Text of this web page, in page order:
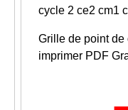
cycle 2 ce2 cm1
Grille de point
imprimer PDF